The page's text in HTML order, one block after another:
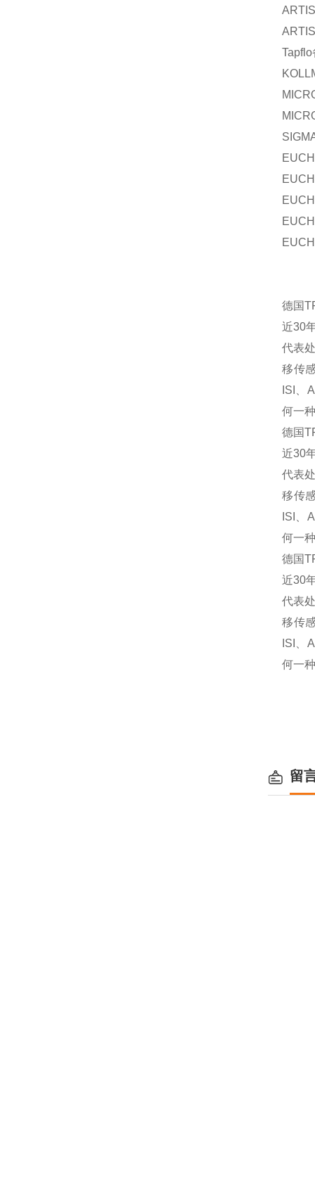
ARTIS
ARTIS
Tapflo
德国
近30
代表
移传
ISI、
何一
德国
近30
代表
移传
ISI、
何一
德国
近30
代表
移传
ISI、
何一
留